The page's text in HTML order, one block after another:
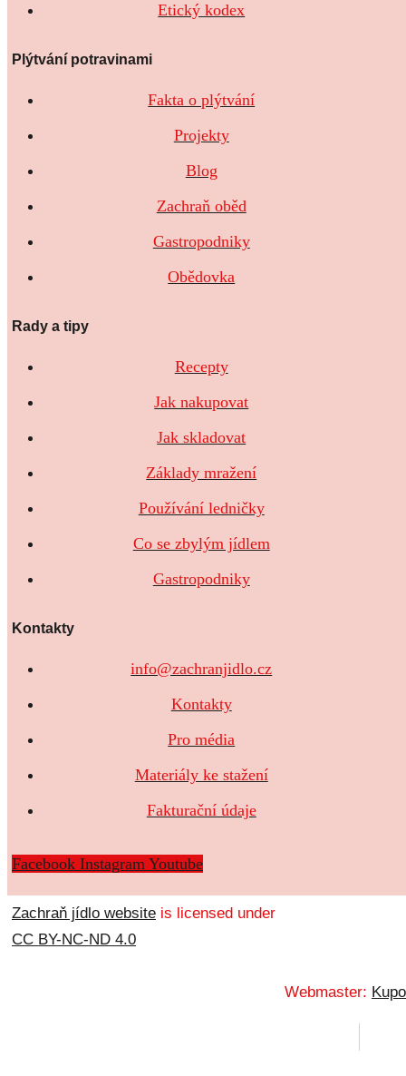
Etický kodex
Plýtvání potravinami
Fakta o plýtvání
Projekty
Blog
Zachraň oběd
Gastropodniky
Obědovka
Rady a tipy
Recepty
Jak nakupovat
Jak skladovat
Základy mražení
Používání ledničky
Co se zbylým jídlem
Gastropodniky
Kontakty
info@zachranjidlo.cz
Kontakty
Pro média
Materiály ke stažení
Fakturační údaje
Facebook Instagram Youtube
Zachraň jídlo website is licensed under
CC BY-NC-ND 4.0
Webmaster: